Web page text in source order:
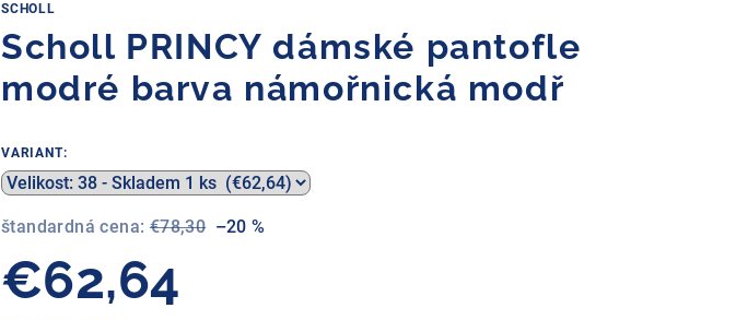
SCHOLL
Scholl PRINCY dámské pantofle
modré barva námořnická modř
VARIANT:
štandardná cena: €78,30 –20 %
€62,64